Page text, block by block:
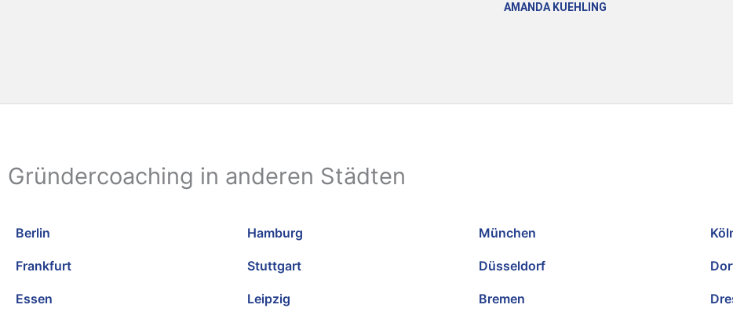
AMANDA KUEHLING
Gründercoaching in anderen Städten
Berlin Hamburg München
Frankfurt Stuttgart Düsseldorf
Essen Leipzig Bremen